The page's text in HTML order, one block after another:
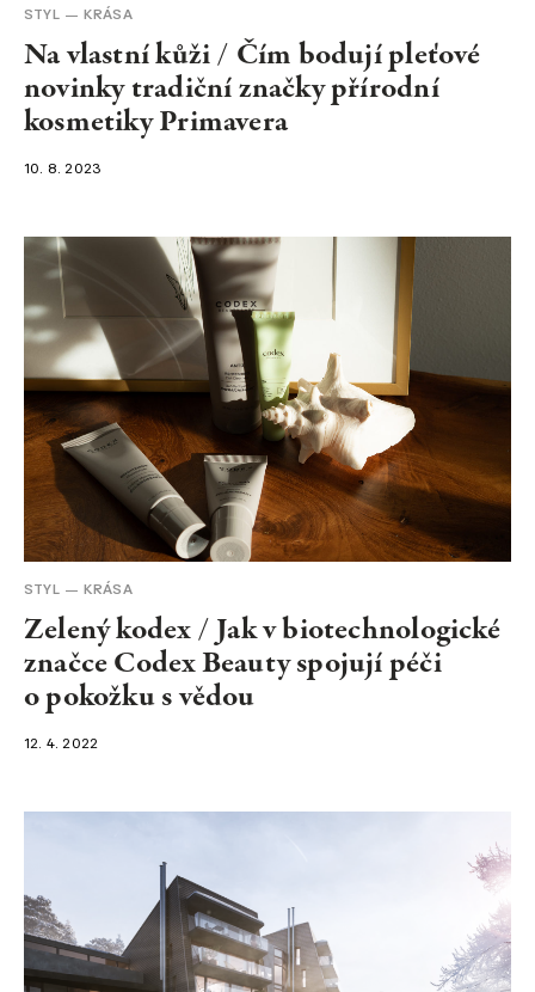
STYL KRÁSA
Na vlastní kůži / Čím bodují pleťové
novinky tradiční značky přírodní
kosmetiky Primavera
10. 8. 2023
STYL KRÁSA
Zelený kodex / Jak v biotechnologické
značce Codex Beauty spojují péči
o pokožku s vědou
12. 4. 2022